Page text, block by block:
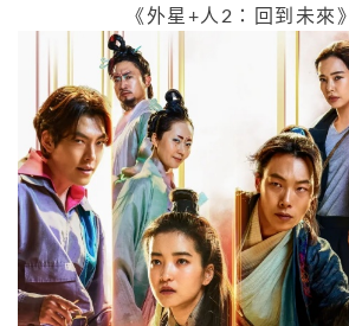
《外星+人2：回到未來》